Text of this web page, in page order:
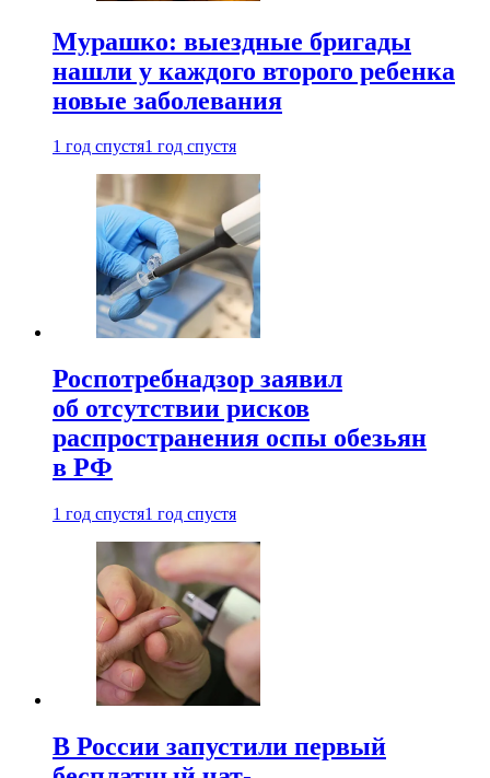
Мурашко: выездные бригады
нашли у каждого второго ребенка
новые заболевания
1 год спустя1 год спустя
Роспотребнадзор заявил
об отсутствии рисков
распространения оспы обезьян
в РФ
1 год спустя1 год спустя
В России запустили первый